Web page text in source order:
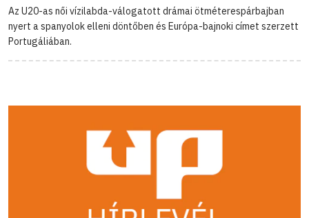
Az U20-as női vízilabda-válogatott drámai ötméterespárbajban
nyert a spanyolok elleni döntőben és Európa-bajnoki címet szerzett
Portugáliában.